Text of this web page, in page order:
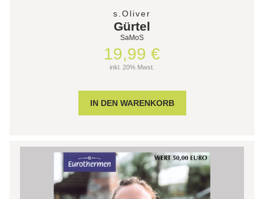
s.Oliver
Gürtel
SaMoS
19,99 €
inkl. 20% Mwst.